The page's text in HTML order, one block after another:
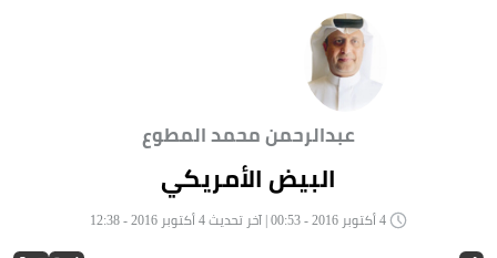
عبدالرحمن محمد المطوع
البيض الأمريكي